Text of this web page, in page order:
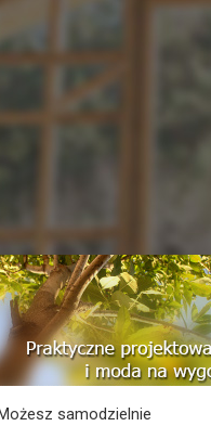
Możesz samodzielnie